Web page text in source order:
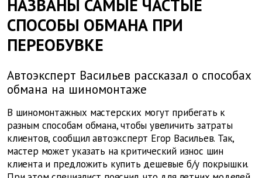
НАЗВАНЫ САМЫЕ ЧАСТЫЕ
СПОСОБЫ ОБМАНА ПРИ
ПЕРЕОБУВКЕ
Автоэксперт Васильев рассказал о способах
обмана на шиномонтаже
В шиномонтажных мастерских могут прибегать к
разным способам обмана, чтобы увеличить затраты
клиентов, сообщил автоэксперт Егор Васильев. Так,
мастер может указать на критический износ шин
клиента и предложить купить дешевые б/у покрышки.